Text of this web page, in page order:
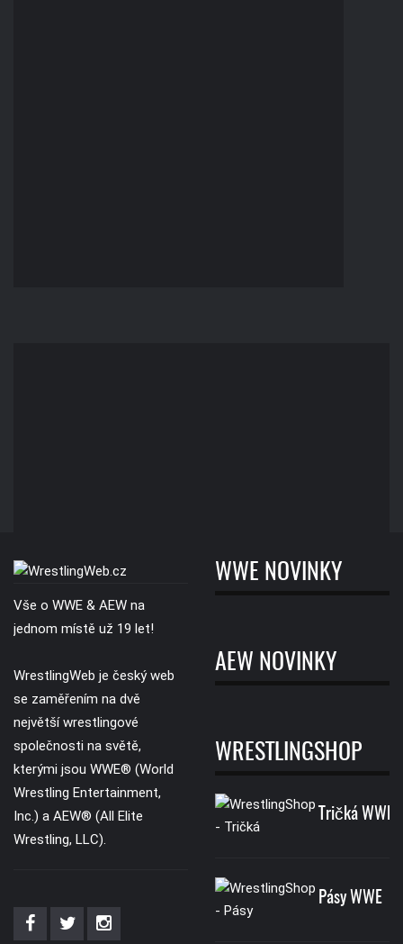
Vše o WWE & AEW na
jednom místě už 19 let!
WrestlingWeb je český web
se zaměřením na dvě
největší wrestlingové
společnosti na světě,
kterými jsou WWE® (World
Wrestling Entertainment,
Inc.) a AEW® (All Elite
Wrestling, LLC).
WWE NOVINKY
AEW NOVINKY
WRESTLINGSHOP
Tričká WWE
Pásy WWE